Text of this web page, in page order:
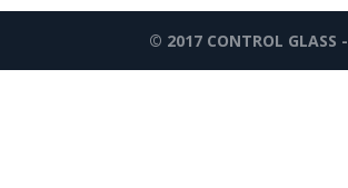
© 2017 CONTROL GLASS -